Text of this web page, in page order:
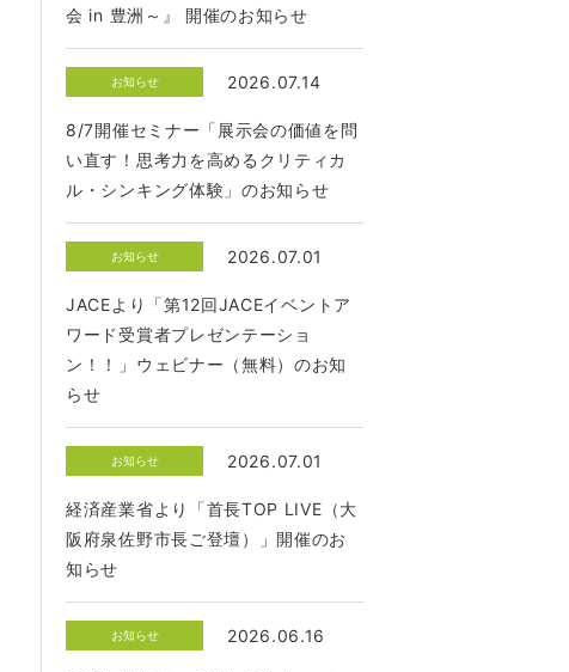
会 in 豊洲～』 開催のお知らせ
お知らせ 2026.07.14
8/7開催セミナー「展示会の価値を問
い直す！思考力を高めるクリティカ
ル・シンキング体験」のお知らせ
お知らせ 2026.07.01
JACEより「第12回JACEイベントア
ワード受賞者プレゼンテーショ
ン！！」ウェビナー（無料）のお知
らせ
お知らせ 2026.07.01
経済産業省より「首長TOP LIVE（大
阪府泉佐野市長ご登壇）」開催のお
知らせ
お知らせ 2026.06.16